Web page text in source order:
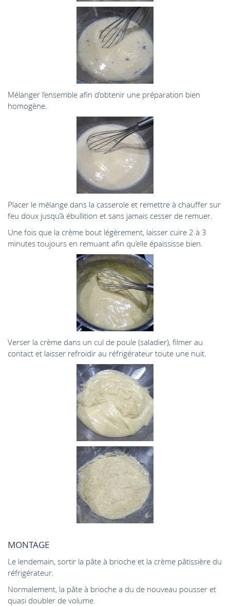
Mélanger l’ensemble afin d’obtenir une préparation bien
homogène.
Placer le mélange dans la casserole et remettre à chauffer sur
feu doux jusqu’à ébullition et sans jamais cesser de remuer.
Une fois que la crème bout légèrement, laisser cuire 2 à 3
minutes toujours en remuant afin qu’elle épaississe bien.
Verser la crème dans un cul de poule (saladier), filmer au
contact et laisser refroidir au réfrigérateur toute une nuit.
MONTAGE
Le lendemain, sortir la pâte à brioche et la crème pâtissière du
réfrigérateur.
Normalement, la pâte à brioche a du de nouveau pousser et
quasi doubler de volume.